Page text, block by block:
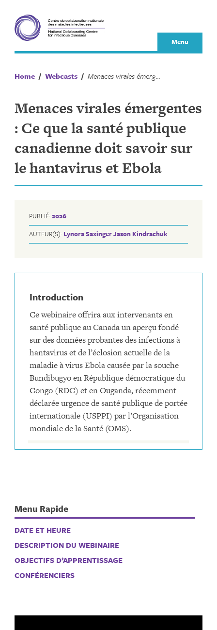
content
Menu
Home / Webcasts / Menaces virales émergentes : Ce que la santé publique canadienne doit savoir sur le hantavirus et Ebola
Menaces virales émergentes
: Ce que la santé publique
canadienne doit savoir sur
le hantavirus et Ebola
PUBLIÉ: 2026
AUTEUR(S): Lynora SaxingerJason Kindrachuk
Introduction
Ce webinaire offrira aux intervenants en
santé publique au Canada un aperçu fondé
sur des données probantes des infections à
hantavirus et de l’éclosion actuelle de la
maladie à virus Ebola causée par la souche
Bundibugyo en République démocratique du
Congo (RDC) et en Ouganda, récemment
déclarée urgence de santé publique de portée
internationale (USPPI) par l’Organisation
mondiale de la Santé (OMS).
Menu Rapide
DATE ET HEURE
DESCRIPTION DU WEBINAIRE
OBJECTIFS D’APPRENTISSAGE
CONFÉRENCIERS